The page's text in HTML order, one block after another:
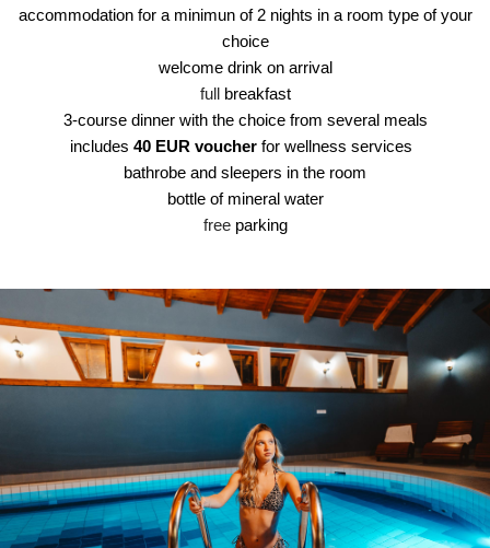
accommodation for ​a minimun of 2 nights in a room type of your
choice
welcome drink on arrival
full breakfast
3-course dinner with the choice from several meals
includes 40 EUR voucherfor wellness services
bathrobe and sleepers in the room
bottle of mineral water
free parking